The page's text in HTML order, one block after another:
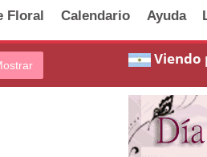
Floral Calendario Ayuda
Viendo